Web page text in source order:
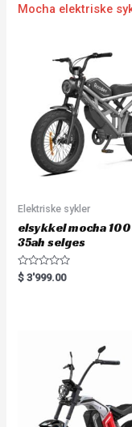
Mocha elektriske
Elektriske sykler
elsykkel mocha
35ah selges
R
a
$ 3'999.00